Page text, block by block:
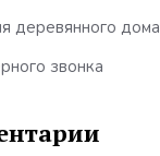
деревянного дома
звонка